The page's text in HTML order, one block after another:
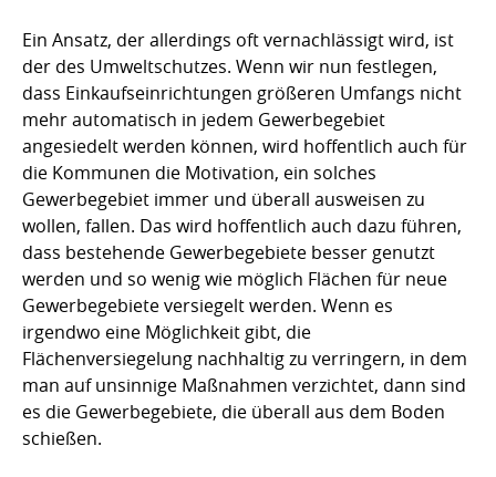
Ein Ansatz, der allerdings oft vernachlässigt wird, ist
der des Umweltschutzes. Wenn wir nun festlegen,
dass Einkaufseinrichtungen größeren Umfangs nicht
mehr automatisch in jedem Gewerbegebiet
angesiedelt werden können, wird hoffentlich auch für
die Kommunen die Motivation, ein solches
Gewerbegebiet immer und überall ausweisen zu
wollen, fallen. Das wird hoffentlich auch dazu führen,
dass bestehende Gewerbegebiete besser genutzt
werden und so wenig wie möglich Flächen für neue
Gewerbegebiete versiegelt werden. Wenn es
irgendwo eine Möglichkeit gibt, die
Flächenversiegelung nachhaltig zu verringern, in dem
man auf unsinnige Maßnahmen verzichtet, dann sind
es die Gewerbegebiete, die überall aus dem Boden
schießen.